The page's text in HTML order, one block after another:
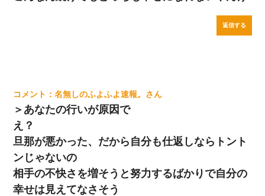
返信する
名無しのふよふよ速報。
＞あなたの行いが原因で
え？
旦那が悪かった、だから自分も仕返しならトント
ンじゃないの
相手の不快さを増そうと努力するばかりで自分の
幸せは見えてなさそう